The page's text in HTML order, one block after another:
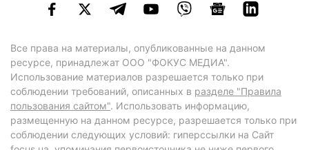
Все права на материалы, опубликованные на данном
ресурсе, принадлежат ООО "ФОКУС МЕДИА".
Использование материалов разрешается только при
соблюдении требований, описанных в разделе "Правила
пользования сайтом". Использовать информацию,
размещенную на данном ресурсе, разрешается только при
соблюдении следующих условий: гиперссылки на Сайт